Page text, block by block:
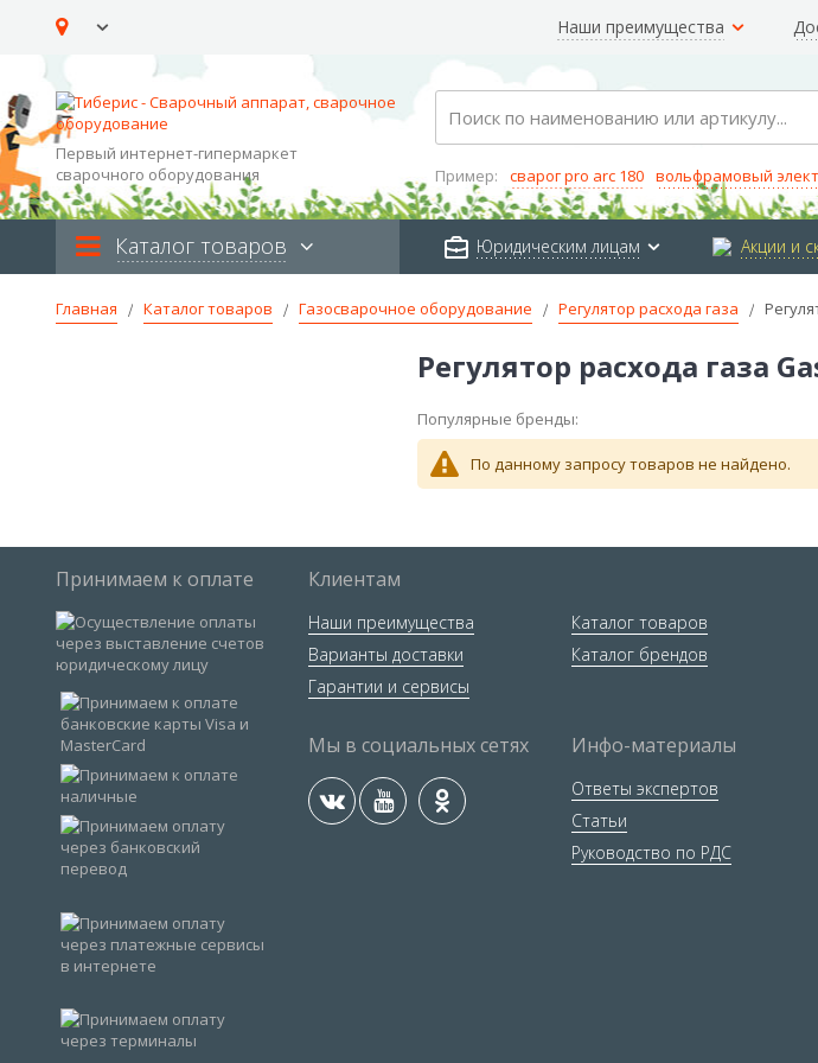
Наши преимущества
Первый интернет-гипермаркет
сварочного оборудования
Search
Пример: сварог pro arc 180 вольфрамовый
Каталог товаров Юридическим лицам Акции и
Главная Каталог товаров Газосварочное оборудование Регулятор расхода газа
Регулятор расхода газа
Популярные бренды:
По данному запросу товаров не найдено.
Принимаем к оплате Клиентам
Наши преимущества
Варианты доставки
Гарантии и сервисы
Каталог товаров
Каталог брендов
Мы в социальных сетях Инфо-материалы
Ответы экспертов
Статьи
Руководство по РДС